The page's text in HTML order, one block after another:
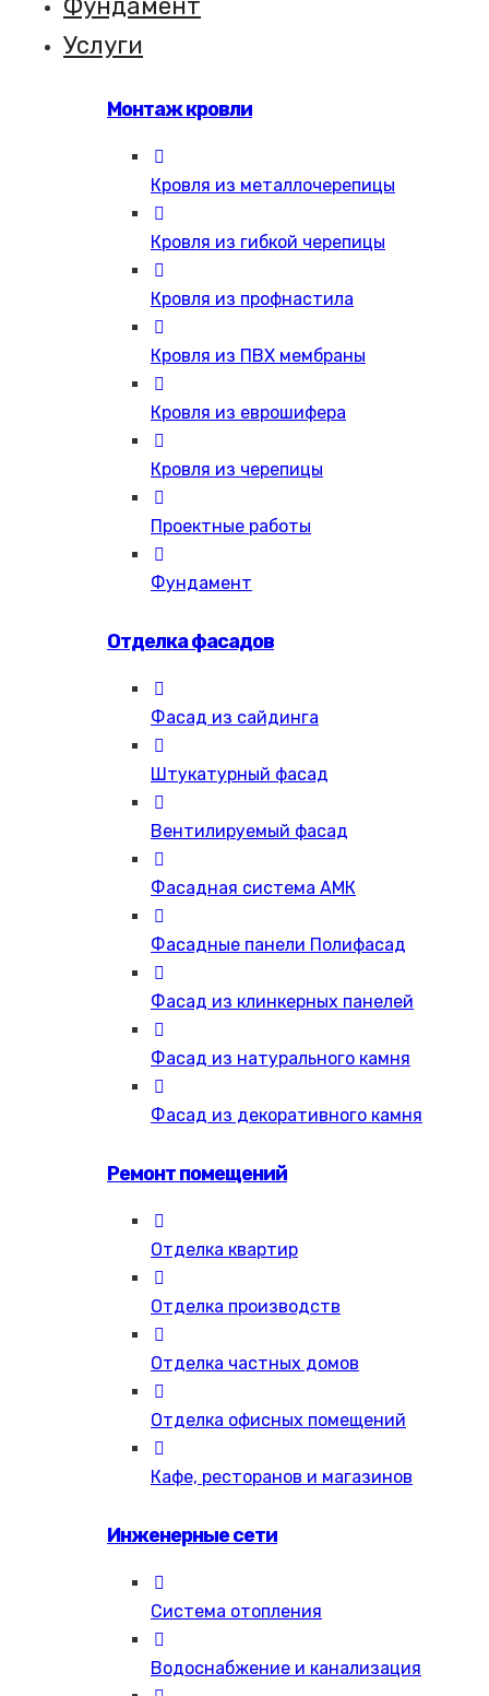
Фундамент
Услуги
Монтаж кровли
Кровля из металлочерепицы
Кровля из гибкой черепицы
Кровля из профнастила
Кровля из ПВХ мембраны
Кровля из еврошифера
Кровля из черепицы
Проектные работы
Фундамент
Отделка фасадов
Фасад из сайдинга
Штукатурный фасад
Вентилируемый фасад
Фасадная система АМК
Фасадные панели Полифасад
Фасад из клинкерных панелей
Фасад из натурального камня
Фасад из декоративного камня
Ремонт помещений
Отделка квартир
Отделка производств
Отделка частных домов
Отделка офисных помещений
Кафе, ресторанов и магазинов
Инженерные сети
Система отопления
Водоснабжение и канализация